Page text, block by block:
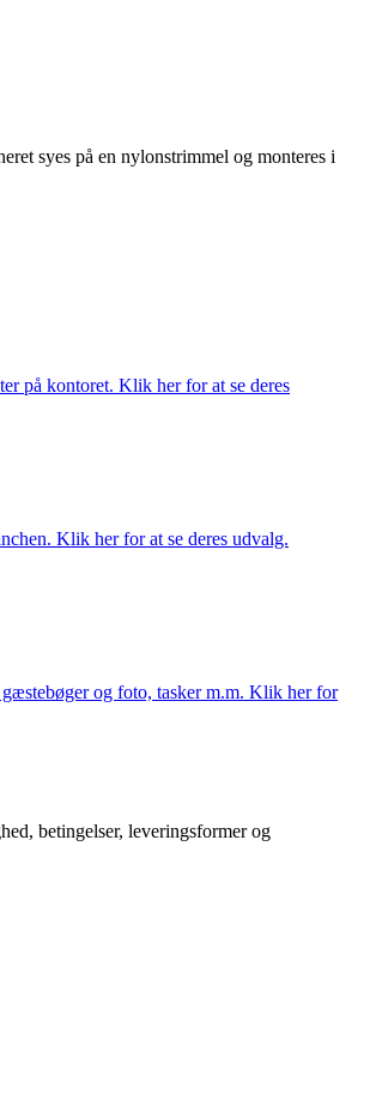
syes på en nylonstrimmel og monteres i
på kontoret. Klik her for at se deres
Klik her for at se deres udvalg.
og foto, tasker m.m. Klik her for
betingelser, leveringsformer og